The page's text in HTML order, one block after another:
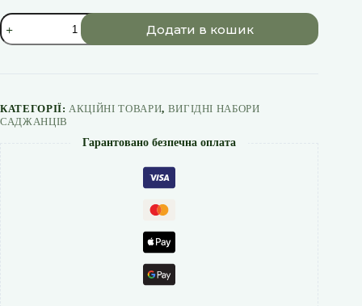
4)РОДОДЕНДРОН+ГЛІЦИНІЯ+ШТАМБОВА
ЛАВАНДА
кількість
Додати в кошик
КАТЕГОРІЇ:АКЦІЙНІ ТОВАРИ, ВИГІДНІ НАБОРИ
САДЖАНЦІВ
Гарантовано безпечна оплата